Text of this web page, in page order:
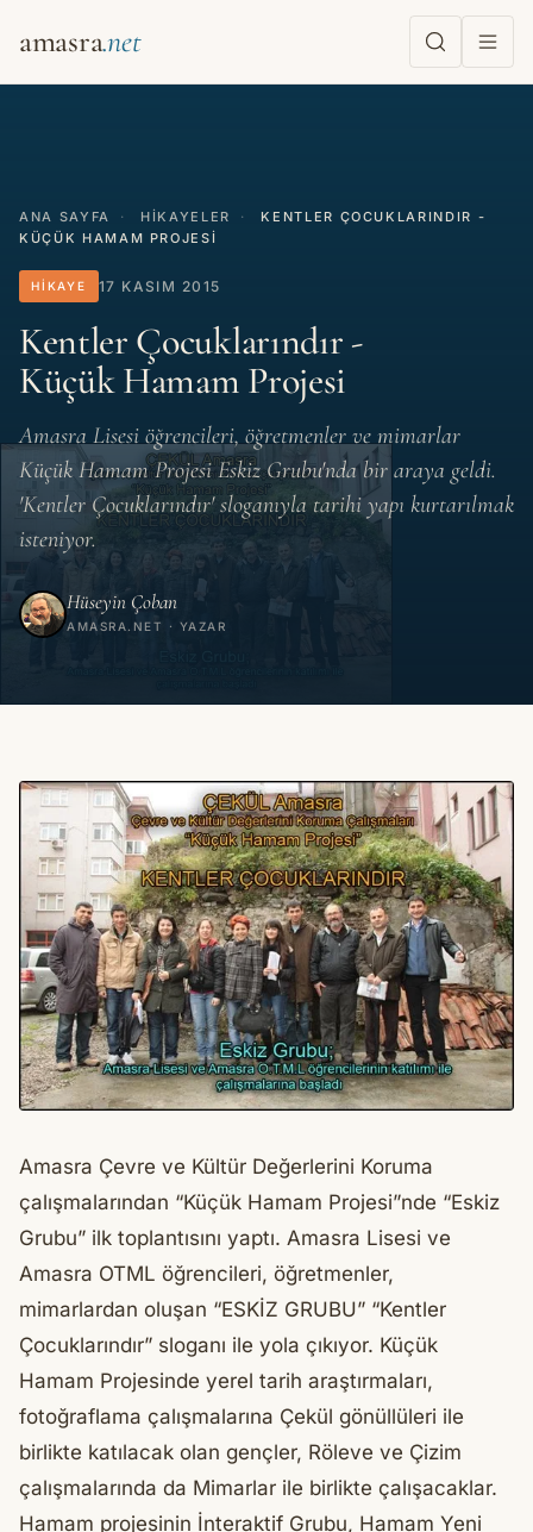
amasra
ANA SAYFA · HIKAYELER ·
KENTLER ÇOCUKLARINDIR -
KÜÇÜK HAMAM PROJESI
HIKAYE 17 KASIM 2015
Kentler Çocuklarındır -
Küçük Hamam Projesi
Amasra Lisesi öğrencileri, öğretmenler ve mimarlar
Küçük Hamam Projesi Eskiz Grubu'nda bir araya geldi.
'Kentler Çocuklarındır' sloganıyla tarihi yapı kurtarılmak
isteniyor.
Hüseyin Çoban
AMASRA.NET · YAZAR
Amasra Çevre ve Kültür Değerlerini Koruma
çalışmalarından “Küçük Hamam Projesi”nde “Eskiz
Grubu” ilk toplantısını yaptı. Amasra Lisesi ve
Amasra OTML öğrencileri, öğretmenler,
mimarlardan oluşan “ESKİZ GRUBU” “Kentler
Çocuklarındır” sloganı ile yola çıkıyor. Küçük
Hamam Projesinde yerel tarih araştırmaları,
fotoğraflama çalışmalarına Çekül gönüllüleri ile
birlikte katılacak olan gençler, Röleve ve Çizim
çalışmalarında da Mimarlar ile birlikte çalışacaklar.
Hamam projesinin İnteraktif Grubu, Hamam Yeni